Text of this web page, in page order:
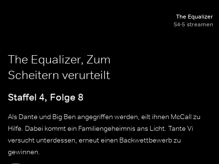
The Equalizer
S4-5 streamen
The Equalizer, Zum
Scheitern verurteilt
Staffel 4, Folge 8
Als Dante und Big Ben angegriffen werden, eilt ihnen McCall zu
Hilfe. Dabei kommt ein Familiengeheimnis ans Licht. Tante Vi
versucht unterdessen, erneut einen Backwettbewerb zu
gewinnen.